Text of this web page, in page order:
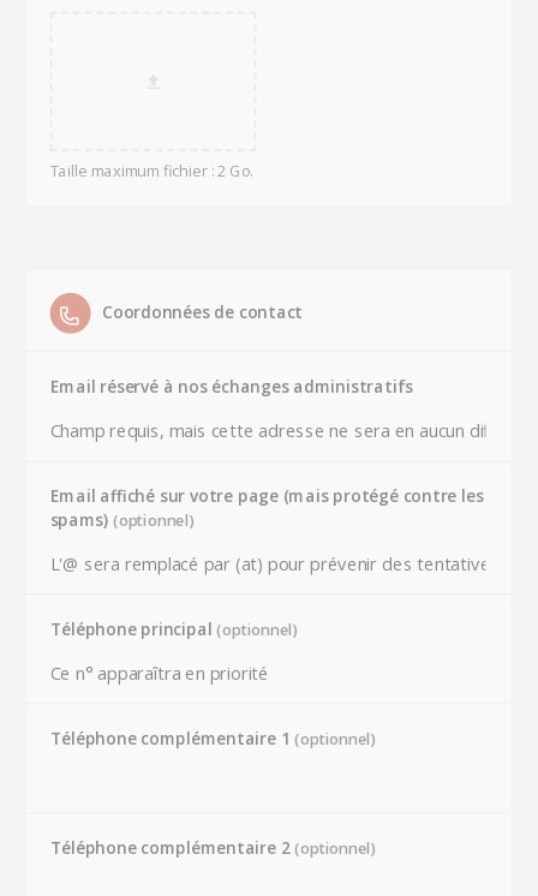
Taille maximum fichier : 2 Go.
Coordonnées de contact
Email réservé à nos échanges administratifs
Email affiché sur votre page (mais protégé contre les
spams)(optionnel)
Téléphone principal(optionnel)
Téléphone complémentaire 1(optionnel)
Téléphone complémentaire 2(optionnel)